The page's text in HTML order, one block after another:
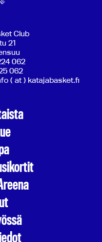
Club
21
062
062
( at ) katajabasket.fi